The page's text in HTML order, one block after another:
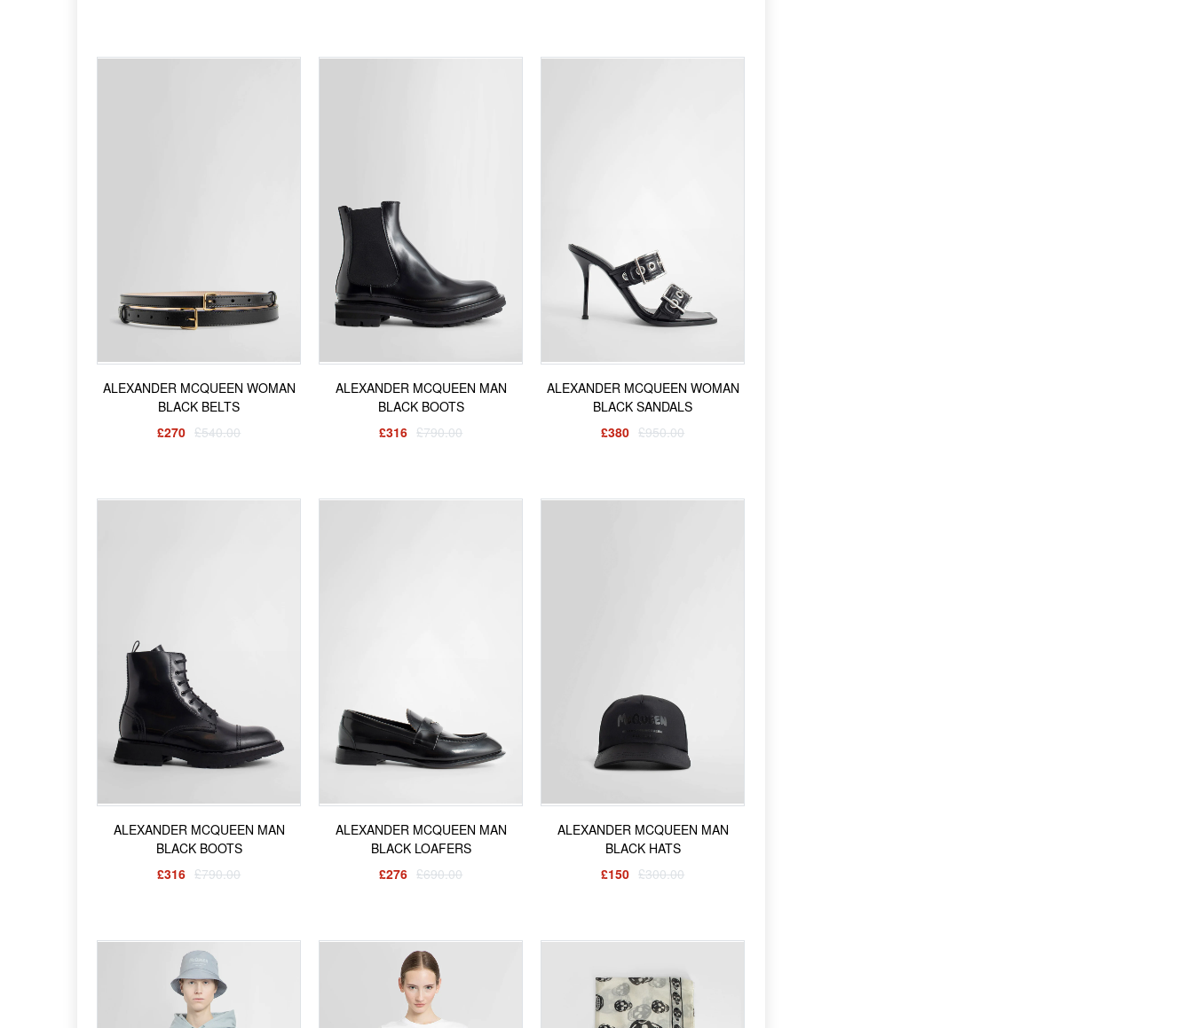
ALEXANDER MCQUEEN WOMAN
BLACK BELTS
£270 £540.00
ALEXANDER MCQUEEN MAN
BLACK BOOTS
£316 £790.00
ALEXANDER MCQUEEN WOMAN
BLACK SANDALS
£380 £950.00
ALEXANDER MCQUEEN MAN
BLACK BOOTS
£316 £790.00
ALEXANDER MCQUEEN MAN
BLACK LOAFERS
£276 £690.00
ALEXANDER MCQUEEN MAN
BLACK HATS
£150 £300.00